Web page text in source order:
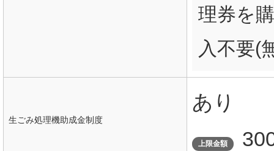
理券を
入不要(
生ごみ処理機助成金制度
あり
上限金額